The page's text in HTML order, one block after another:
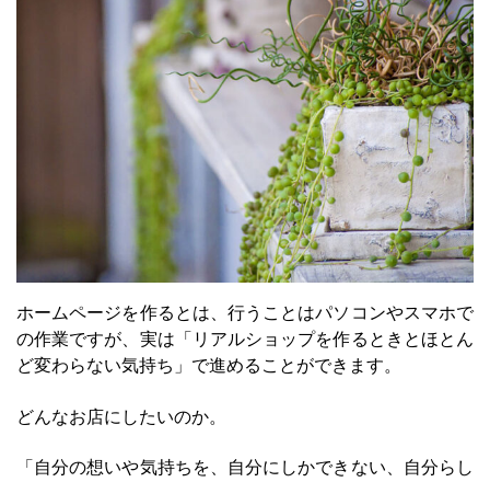
ホームページを作るとは、行うことはパソコンやスマホで
の作業ですが、実は「リアルショップを作るときとほとん
ど変わらない気持ち」で進めることができます。
どんなお店にしたいのか。
「自分の想いや気持ちを、自分にしかできない、自分らし